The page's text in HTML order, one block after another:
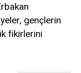
gençlerin
fikirlerini